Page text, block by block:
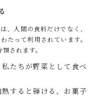
、人間の食料だけでなく、
たって利用されています。
されます。
たちが野菜として食べ
すると弾ける、お菓子